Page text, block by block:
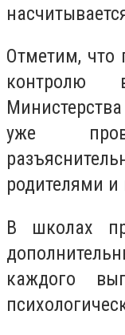
Отметим, что
контролю
уже
родителями
В школах
каждого